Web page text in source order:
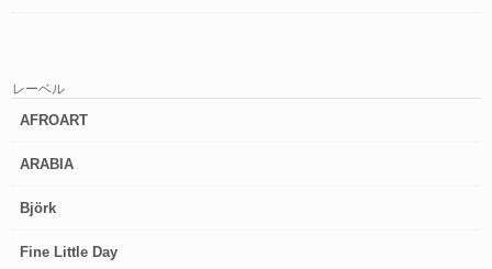
レーベル
AFROART
ARABIA
Björk
Fine Little Day